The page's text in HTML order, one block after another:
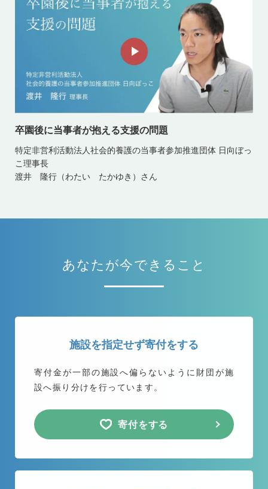
卒園後に当事者が抱える支援の問題
特定非営利活動法人社会的養護の当事者参加推進団体 日向ぼっ
こ理事長
渡井 隆行（わたい たかゆき）さん
あなたが今できること
施設を指定せず寄付をする
寄付金が一部の施設へ偏らないように 財団が施
設へ振り分けを行っています。
寄付をする